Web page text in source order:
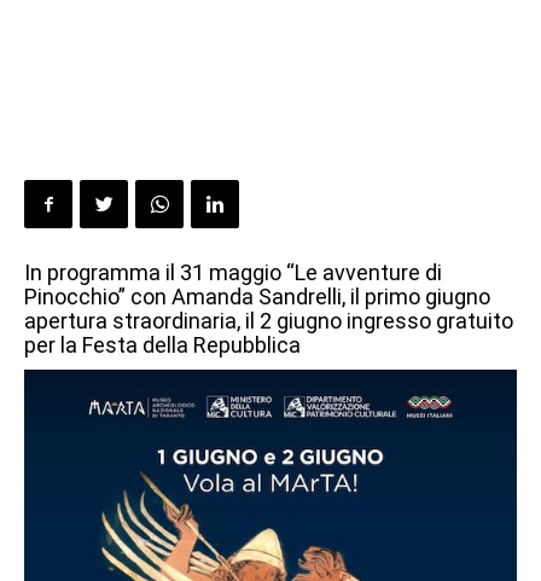
In programma il 31 maggio “Le avventure di
Pinocchio” con Amanda Sandrelli, il primo giugno
apertura straordinaria, il 2 giugno ingresso gratuito
per la Festa della Repubblica